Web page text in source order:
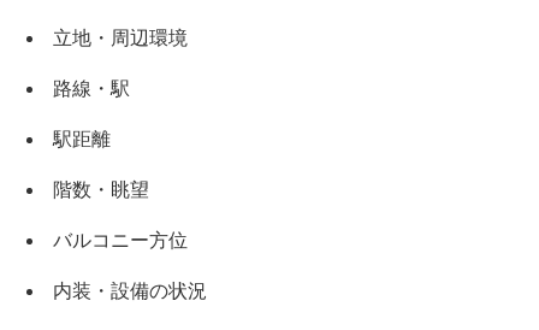
立地・周辺環境
路線・駅
駅距離
階数・眺望
バルコニー方位
内装・設備の状況